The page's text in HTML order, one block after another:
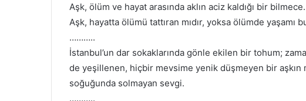
Aşk, ölüm ve hayat arasında aklın aciz kaldığı bir bilmece.
Aşk, hayatta ölümü tattıran mıdır, yoksa ölümde yaşamı
………..
İstanbul’un dar sokaklarında gönle ekilen bir tohum;
de yeşillenen, hiçbir mevsime yenik düşmeyen bir aşkın
soğuğunda solmayan sevgi.
………..